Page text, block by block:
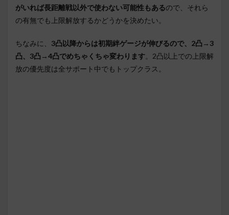
がいれば長距離戦以外で使わない可能性もあるので、それら
の有無でも上限解放するかどうかを決めたい。
ちなみに、 3凸以降からは初期絆ゲージが伸びるので、2凸→3
凸、3凸→4凸でめちゃくちゃ変わります。2凸以上での上限解
放の優先度は全サポート中でもトップクラス。